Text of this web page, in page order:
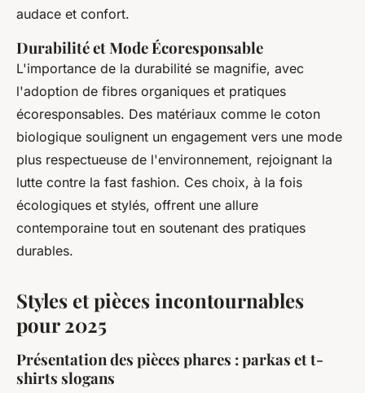
audace et confort.
Durabilité et Mode Écoresponsable
L'importance de la durabilité se magnifie, avec
l'adoption de fibres organiques et pratiques
écoresponsables. Des matériaux comme le coton
biologique soulignent un engagement vers une mode
plus respectueuse de l'environnement, rejoignant la
lutte contre la fast fashion. Ces choix, à la fois
écologiques et stylés, offrent une allure
contemporaine tout en soutenant des pratiques
durables.
Styles et pièces incontournables
pour 2025
Présentation des pièces phares : parkas et t-
shirts slogans